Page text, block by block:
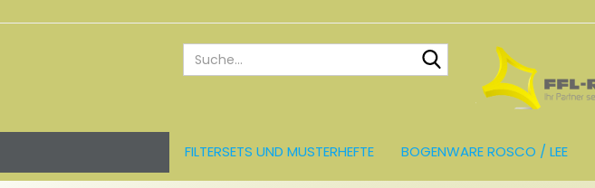
FILTERSETS UND MUSTERHEFTE BOGENWARE ROSCO / LEE